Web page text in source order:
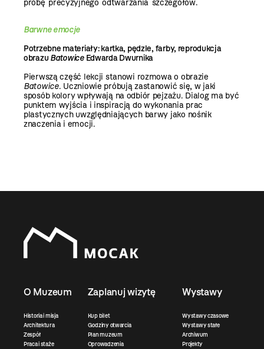
próbę precyzyjnego odtwarzania szczegółów.
Barwne emocje
Potrzebne materiały: kartka, pędzle, farby, reprodukcja
obrazu BatowiceEdwarda Dwurnika
Pierwszą część lekcji stanowi rozmowa o obrazie
Batowice. Uczniowie próbują zastanowić się, w jaki
sposób kolory wpływają na odbiór pejzażu. Dialog ma być
punktem wyjścia i inspiracją do wykonania prac
plastycznych uwzględniających barwy jako nośnik
znaczenia i emocji.
O Muzeum
Historia i misja
Architektura
Zespół
Praca i staże
Zaplanuj wizytę
Kup bilet
Godziny otwarcia
Plan muzeum
Oprowadzenia
Wystawy
Wystawy czasowe
Wystawy stałe
Archiwum
Projekty